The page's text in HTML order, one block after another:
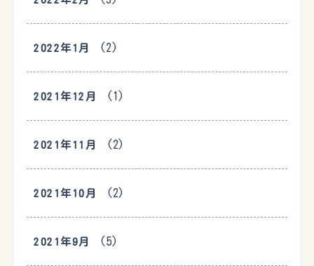
2022年1月 (2)
2021年12月 (1)
2021年11月 (2)
2021年10月 (2)
2021年9月 (5)